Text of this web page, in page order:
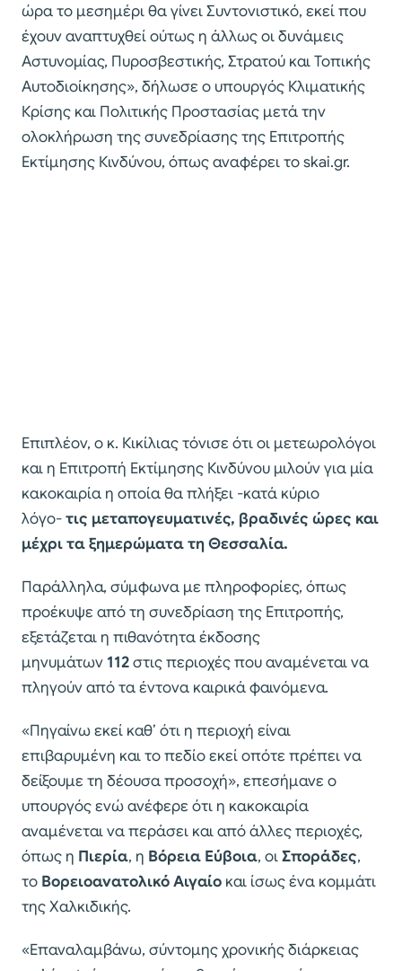
ώρα το μεσημέρι θα γίνει Συντονιστικό, εκεί που
έχουν αναπτυχθεί ούτως η άλλως οι δυνάμεις
Αστυνομίας, Πυροσβεστικής, Στρατού και Τοπικής
Αυτοδιοίκησης», δήλωσε ο υπουργός Κλιματικής
Κρίσης και Πολιτικής Προστασίας μετά την
ολοκλήρωση της συνεδρίασης της Επιτροπής
Εκτίμησης Κινδύνου, όπως αναφέρει το skai.gr.
Επιπλέον, ο κ. Κικίλιας τόνισε ότι οι μετεωρολόγοι
και η Επιτροπή Εκτίμησης Κινδύνου μιλούν για μία
κακοκαιρία η οποία θα πλήξει -κατά κύριο
λόγο-τις μεταπογευματινές, βραδινές ώρες και
μέχρι τα ξημερώματα τη Θεσσαλία.
Παράλληλα, σύμφωνα με πληροφορίες, όπως
προέκυψε από τη συνεδρίαση της Επιτροπής,
εξετάζεται η πιθανότητα έκδοσης
μηνυμάτων 112στις περιοχές που αναμένεται να
πληγούν από τα έντονα καιρικά φαινόμενα.
«Πηγαίνω εκεί καθ’ ότι η περιοχή είναι
επιβαρυμένη και το πεδίο εκεί οπότε πρέπει να
δείξουμε τη δέουσα προσοχή», επεσήμανε ο
υπουργός ενώ ανέφερε ότι η κακοκαιρία
αναμένεται να περάσει και από άλλες περιοχές,
όπως η Πιερία, η Βόρεια Εύβοια, οιΣποράδες,
το Βορειοανατολικό Αιγαίο και ίσως ένα κομμάτι
της Χαλκιδικής.
«Επαναλαμβάνω, σύντομης χρονικής διάρκειας